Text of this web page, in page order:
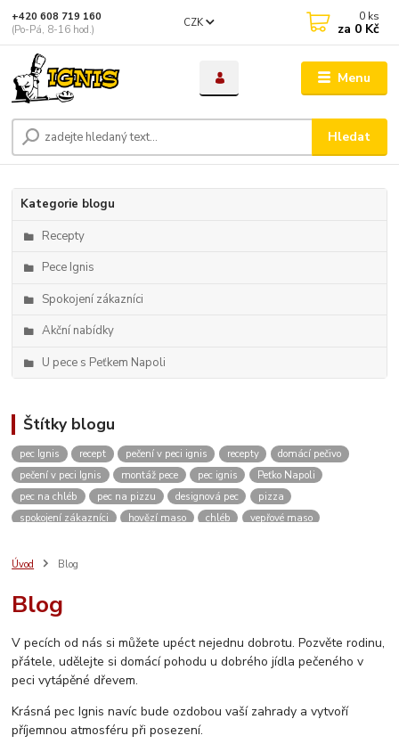
Menu
CZK
Hledat
+420 608 719 160
(Po-Pá, 8-16 hod.)
0 ks
za 0 Kč
Kategorie blogu
Recepty
Pece Ignis
Spokojení zákazníci
Akční nabídky
U pece s Peťkem Napoli
Štítky blogu
pec Ignis recept pečení v peci ignis recepty
domácí pečivo
pečení v peci Ignis
montáž pece pec ignis
Peťko Napoli
pec na chléb
pec na pizzu designová pec
pizza
spokojení zákazníci
hovězí maso chléb
vepřové maso
vánoce
kvásek
pikantní
video
měření teploty návod
návod na sestavení pece
jak sestavit pec
vlastnosti pece stavebnice
inspirace
vánoční výstava
Úvod Blog
Blog
V pecích od nás si můžete upéct nejednu dobrotu. Pozvěte rodinu,
přátele, udělejte si domácí pohodu u dobrého jídla pečeného v
peci vytápěné dřevem.
Krásná pec Ignis navíc bude ozdobou vaší zahrady a vytvoří
příjemnou atmosféru při posezení.